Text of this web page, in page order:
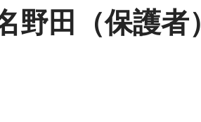
田（保護者）